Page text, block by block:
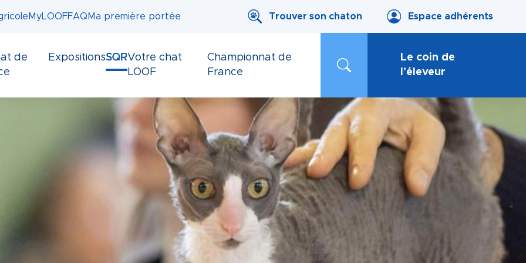
MyLOOFFAQ Ma première portée Trouver son chaton Espace adhérents
de
ExpositionsSQRVotre chat
LOOF
Championnat de
France
Le coin de
l’éleveur